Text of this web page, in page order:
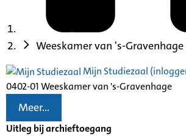
Weeskamer van 's-Gravenhage
Mijn Studiezaal
0402-01 Weeskamer van 's-Gravenhage
Meer...
Uitleg bij archieftoegang